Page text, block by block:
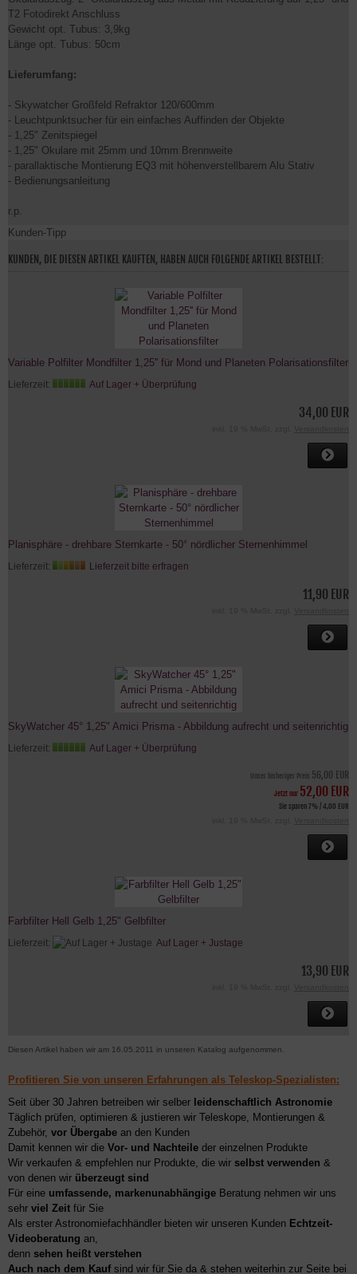
T2 Fotodirekt Anschluss
Gewicht opt. Tubus: 3,9kg
Länge opt. Tubus: 50cm
Lieferumfang:
- Skywatcher Großfeld Refraktor 120/600mm
- Leuchtpunktsucher für ein einfaches Auffinden der Objekte
- 1,25" Zenitspiegel
- 1,25" Okulare mit 25mm und 10mm Brennweite
- parallaktische Montierung EQ3 mit höhenverstellbarem Alu Stativ
- Bedienungsanleitung
r.p.
Kunden-Tipp
KUNDEN, DIE DIESEN ARTIKEL KAUFTEN, HABEN AUCH FOLGENDE ARTIKEL BESTELLT:
Variable Polfilter Mondfilter 1,25'' für Mond und Planeten Polarisationsfilter
Lieferzeit: Auf Lager + Überprüfung
34,00 EUR
Planisphäre - drehbare Sternkarte - 50° nördlicher Sternenhimmel
Lieferzeit: Lieferzeit bitte erfragen
11,90 EUR
SkyWatcher 45° 1,25" Amici Prisma - Abbildung aufrecht und seitenrichtig
Lieferzeit: Auf Lager + Überprüfung
Unser bisheriger Preis 56,00 EUR
Jetzt nur 52,00 EUR
Sie sparen 7% / 4,00 EUR
Farbfilter Hell Gelb 1,25" Gelbfilter
Lieferzeit: Auf Lager + Justage
13,90 EUR
Diesen Artikel haben wir am 16.05.2011 in unseren Katalog aufgenommen.
Profitieren Sie von unseren Erfahrungen als Teleskop-Spezialisten:
Seit über 30 Jahren betreiben wir selber leidenschaftlich Astronomie
Täglich prüfen, optimieren & justieren wir Teleskope, Montierungen &
Zubehör, vor Übergabe an den Kunden
Damit kennen wir die Vor- und Nachteile der einzelnen Produkte
Wir verkaufen & empfehlen nur Produkte, die wir selbst verwenden &
von denen wir überzeugt sind
Für eine umfassende, markenunabhängige Beratung nehmen wir uns
sehr viel Zeit für Sie
Als erster Astronomiefachhändler bieten wir unseren Kunden Echtzeit-
Videoberatung an,
denn sehen heißt verstehen
Auch nach dem Kaufsind wir für Sie da & stehen weiterhin zur Seite bei